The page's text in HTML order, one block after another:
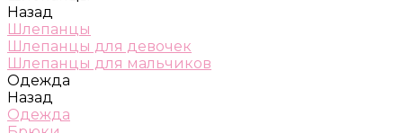
Назад
Шлепанцы
Шлепанцы для девочек
Шлепанцы для мальчиков
Одежда
Назад
Одежда